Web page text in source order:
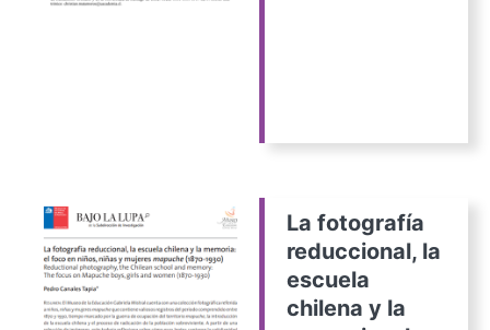
La fotografía
reduccional, la
escuela
chilena y la